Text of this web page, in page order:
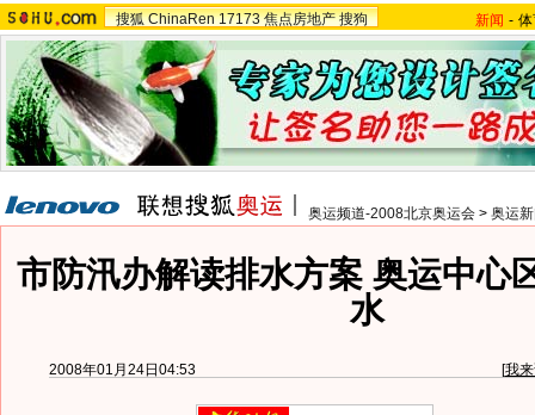
搜狐 ChinaRen 17173 焦点房地产 搜狗 新闻 -
奥运频道-2008北京奥运会 > 奥运
市防汛办解读排水方案 奥运中心
水
2008年01月24日04:53 [我